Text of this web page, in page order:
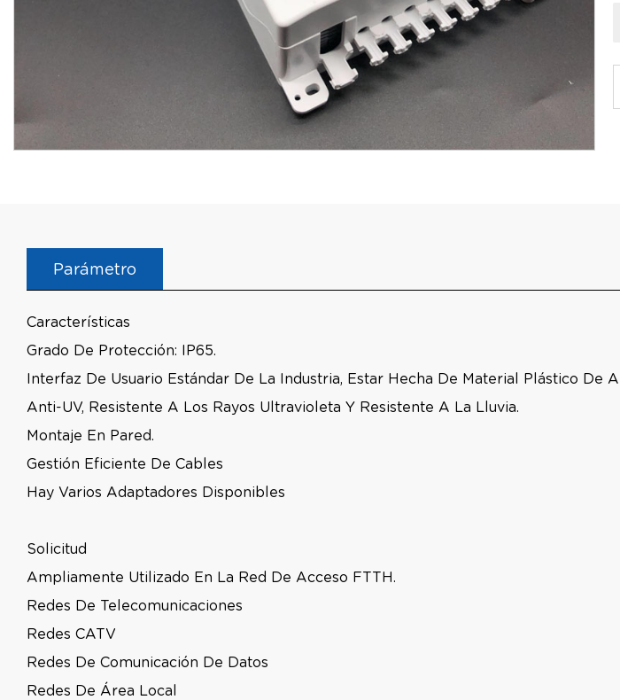
Parámetro
Características
Grado De Protección: IP65.
Interfaz De Usuario Estándar De La Industria, Estar Hecha De Material Plástico De
Anti-UV, Resistente A Los Rayos Ultravioleta Y Resistente A La Lluvia.
Montaje En Pared.
Gestión Eficiente De Cables
Hay Varios Adaptadores Disponibles
Solicitud
Ampliamente Utilizado En La Red De Acceso FTTH.
Redes De Telecomunicaciones
Redes CATV
Redes De Comunicación De Datos
Redes De Área Local